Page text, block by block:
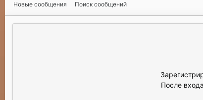
Новые сообщения Поиск сообщений
После